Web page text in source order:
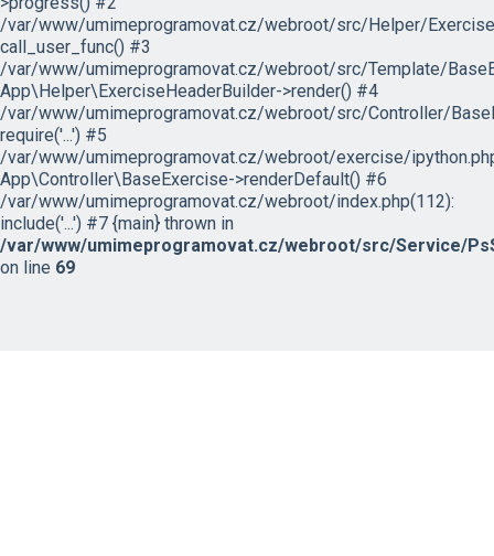
/var/www/umimeprogramovat.cz/webroot/src/Helper/
call_user_func() #3
/var/www/umimeprogramovat.cz/webroot/src/Template/
App\Helper\ExerciseHeaderBuilder->render() #4
/var/www/umimeprogramovat.cz/webroot/src/Controller/
require('...') #5
/var/www/umimeprogramovat.cz/webroot/exercise/
App\Controller\BaseExercise->renderDefault() #6
/var/www/umimeprogramovat.cz/webroot/index.php(112):
include('...') #7 {main} thrown in
/var/www/umimeprogramovat.cz/webroot/src/Service/
on line 69